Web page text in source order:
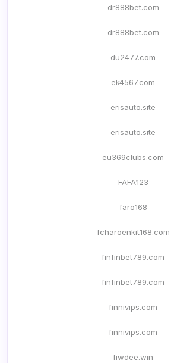
dr888bet.com
dr888bet.com
du2477.com
ek4567.com
erisauto.site
erisauto.site
eu369clubs.com
FAFA123
faro168
fcharoenkit168.com
finfinbet789.com
finfinbet789.com
finnivips.com
finnivips.com
fiwdee.win